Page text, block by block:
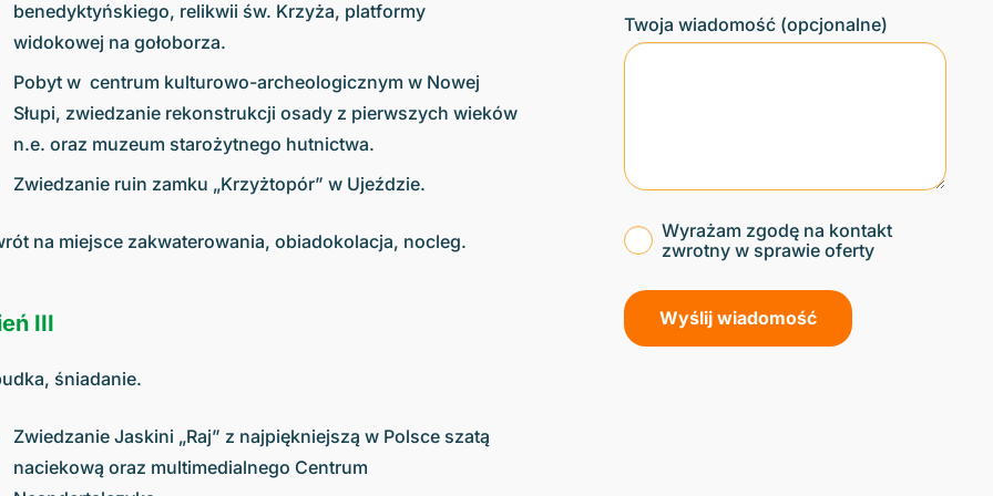
benedyktyńskiego, relikwii św. Krzyża, platformy
widokowej na gołoborza.
Pobyt w centrum kulturowo-archeologicznym w Nowej
Słupi, zwiedzanie rekonstrukcji osady z pierwszych wieków
n.e. oraz muzeum starożytnego hutnictwa.
Zwiedzanie ruin zamku „Krzyżtopór” w Ujeździe.
na miejsce zakwaterowania, obiadokolacja, nocleg.
III
śniadanie.
Zwiedzanie Jaskini „Raj” z najpiękniejszą w Polsce szatą
naciekową oraz multimedialnego Centrum
Twoja wiadomość (opcjonalne)
Wyrażam zgodę na kontakt
zwrotny w sprawie oferty